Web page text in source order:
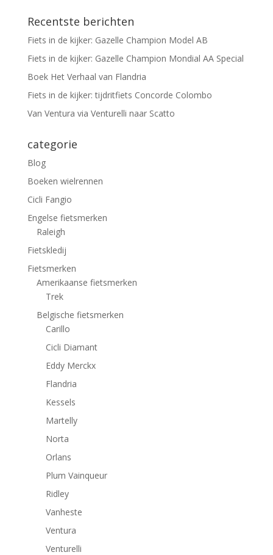
Recentste berichten
Fiets in de kijker: Gazelle Champion Model AB
Fiets in de kijker: Gazelle Champion Mondial AA Special
Boek Het Verhaal van Flandria
Fiets in de kijker: tijdritfiets Concorde Colombo
Van Ventura via Venturelli naar Scatto
categorie
Blog
Boeken wielrennen
Cicli Fangio
Engelse fietsmerken
Raleigh
Fietskledij
Fietsmerken
Amerikaanse fietsmerken
Trek
Belgische fietsmerken
Carillo
Cicli Diamant
Eddy Merckx
Flandria
Kessels
Martelly
Norta
Orlans
Plum Vainqueur
Ridley
Vanheste
Ventura
Venturelli